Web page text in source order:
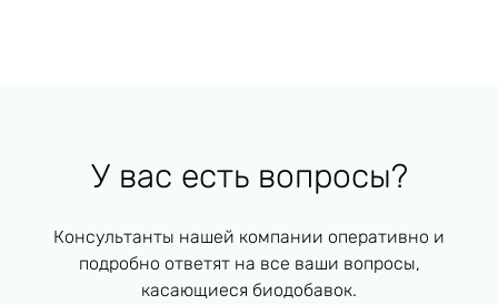
У вас есть вопросы?
Консультанты нашей компании оперативно и
подробно ответят на все ваши вопросы,
касающиеся биодобавок.